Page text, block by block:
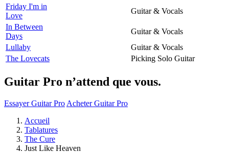
Friday I'm in
Love
Guitar & Vocals
In Between
Days
Guitar & Vocals
Lullaby
Guitar & Vocals
The Lovecats
Picking Solo Guitar
Guitar Pro n’attend que vous.
Essayer Guitar Pro Acheter Guitar Pro
Accueil
Tablatures
The Cure
Just Like Heaven